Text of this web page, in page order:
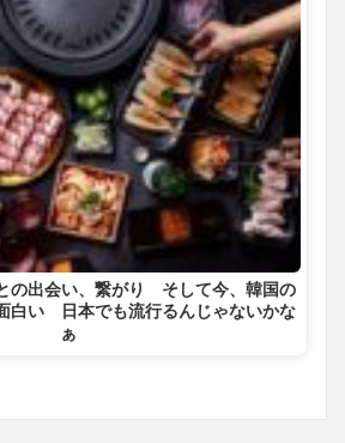
の出会い、繋がり そして今、韓国の
白い 日本でも流行るんじゃないかな
ぁ